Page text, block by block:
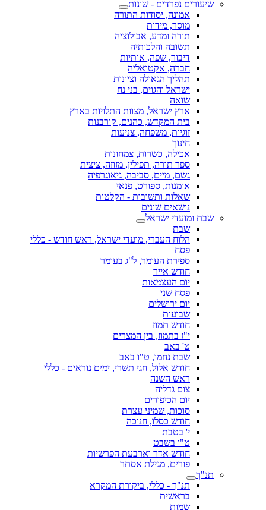
שיעורים נפרדים - שונות
אמונה, יסודות התורה
מוסר, מידות
תורה ומדע, אבולוציה
תשובה והלכותיה
דיבור, שפה, אותיות
חברה, אקטואליה
תהליך הגאולה וציונות
ישראל והגוים, בני נח
שואה
ארץ ישראל, מצוות התלויות בארץ
בית המקדש, כהנים, קורבנות
זוגיות, משפחה, צניעות
חינוך
אכילה, כשרות, צמחונות
ספר תורה, תפילין, מזוזה, ציצית
גשם, מיים, סביבה, גיאוגרפיה
אומנות, ספורט, פנאי
שאלות ותשובות - הקלטות
נושאים שונים
שבת ומועדי ישראל
שבת
הלוח העברי, מועדי ישראל, ראש חודש - כללי
פסח
ספירת העומר, ל"ג בעומר
חודש אייר
יום העצמאות
פסח שני
יום ירושלים
שבועות
חודש תמוז
י"ז בתמוז, בין המצרים
ט' באב
שבת נחמו, ט"ו באב
חודש אלול, חגי תשרי, ימים נוראים - כללי
ראש השנה
צום גדליה
יום הכיפורים
סוכות, שמיני עצרת
חודש כסלו, חנוכה
י' בטבת
ט"ו בשבט
חודש אדר וארבעת הפרשיות
פורים, מגילת אסתר
תנ"ך
תנ"ך - כללי, ביקורת המקרא
בראשית
שמות